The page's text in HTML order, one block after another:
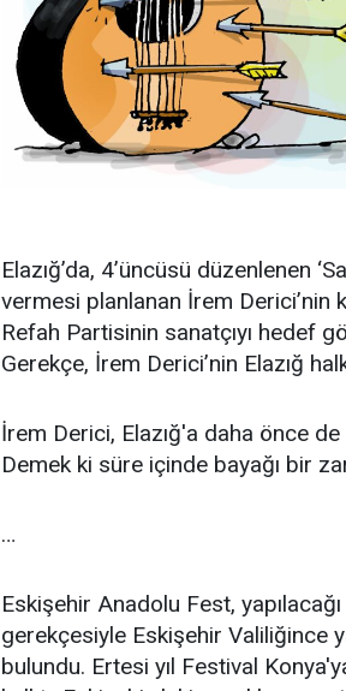
Elazığ’da, 4’üncüsü düzenlenen
vermesi planlanan İrem Derici’nin
Refah Partisinin sanatçıyı hedef
Gerekçe, İrem Derici’nin Elazığ
İrem Derici, Elazığ'a daha önce
Demek ki süre içinde bayağı bir
…
Eskişehir Anadolu Fest,
gerekçesiyle Eskişehir Valiliğince
bulundu. Ertesi yıl Festival